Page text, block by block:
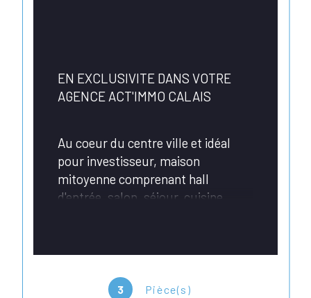
3 Pièce(s)
EN EXCLUSIVITE DANS VOTRE
AGENCE ACT'IMMO CALAIS
Au coeur du centre ville et idéal
pour investisseur, maison
mitoyenne comprenant hall
d'entrée, salon, séjour, cuisine
pouvant pouvant être divisée en 2,